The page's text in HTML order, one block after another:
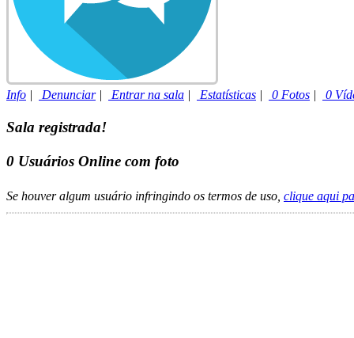
Info | Denunciar| Entrar na sala | Estatísticas | 0 Fotos | 0
Sala registrada!
0 Usuários Online com foto
Se houver algum usuário infringindo os termos de uso, clique aqui